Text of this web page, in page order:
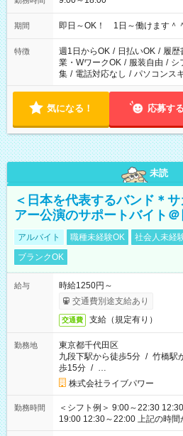
期間 即日～OK！ 1日～働けます＾
特徴 週1日からOK / 日払いOK / 履歴
業・WワークOK / 服装自由 / シ
集 / 電話対応なし / パソコンス
気になる！ 応募する
未読
＜日本を代表するバンド＊
アー公演のサポートバイト
アルバイト 職種未経験OK 社会人未経
ブランクOK
給与
時給1250円～
交通費別途支給あり
交通費 支給（規定有り）
勤務地
東京都千代田区
九段下駅から徒歩5分 / 竹橋駅
歩15分 / …
株式会社ライブパワー
勤務時間
＜シフト例＞ 9:00～22:30
19:00 12:30～22:00 上記の時間から好きな時間を選べます！ ※
時間は変更となる可能性があり